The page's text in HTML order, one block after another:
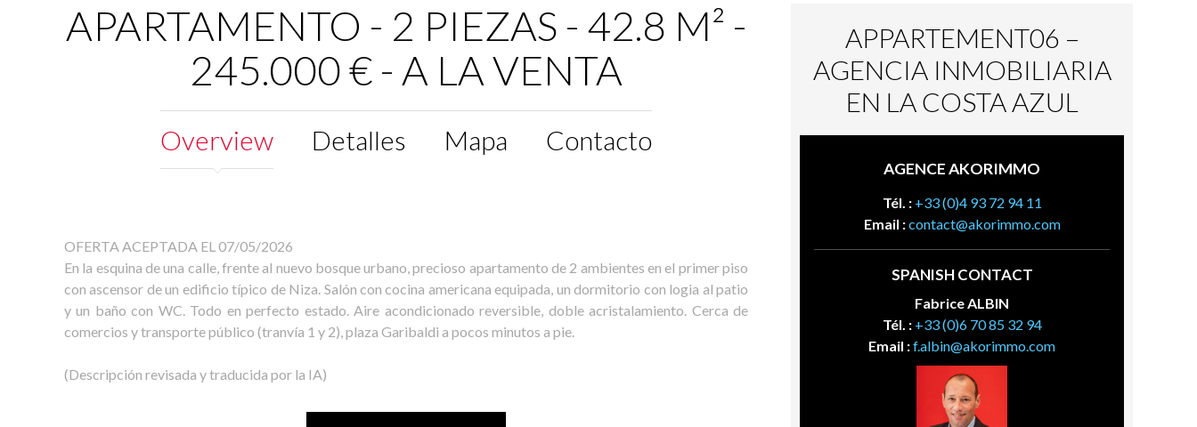
APARTAMENTO - 2 PIEZAS - 42.8 M² -
245.000 € - A LA VENTA
Overview Detalles Mapa Contacto
OFERTA ACEPTADA EL 07/05/2026
En la esquina de una calle, frente al nuevo bosque urbano, precioso apartamento de 2 ambientes en el primer piso
con ascensor de un edificio típico de Niza. Salón con cocina americana equipada, un dormitorio con logia al patio
y un baño con WC. Todo en perfecto estado. Aire acondicionado reversible, doble acristalamiento. Cerca de
comercios y transporte público (tranvía 1 y 2), plaza Garibaldi a pocos minutos a pie.
(Descripción revisada y traducida por la IA)
APPARTEMENT06 –
AGENCIA INMOBILIARIA
EN LA COSTA AZUL
AGENCE AKORIMMO
Tél. : +33 (0)4 93 72 94 11
Email :contact@akorimmo.com
SPANISH CONTACT
Fabrice ALBIN
Tél. : +33 (0)6 70 85 32 94
Email :f.albin@akorimmo.com